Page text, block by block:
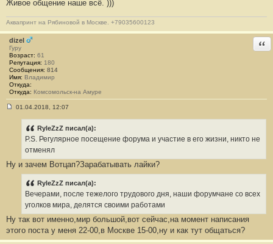
о
б
щ
е
н
и
е
#
8
Живое общение наше всё. )))
Аквапринт на Рябиновой в Москве. +79035600123
dizel
Гуру
Возраст: 61
Репутация: 180
Сообщения: 814
Имя: Владимир
Откуда:
Откуда: Комсомольск-на Амуре
и
е
01.04.2018, 12:07
RyleZzZ писал(а):
P.S. Регулярное посещение форума и участие в его жизни, никто не
отменял
Ну и зачем Вотцап?Зарабатывать лайки?
RyleZzZ писал(а):
Вечерами, после тежелого трудового дня, наши форумчане со всех
уголков мира, делятся своими работами
Ну так вот именно,мир большой,вот сейчас,на момент написания
этого поста у меня 22-00,в Москве 15-00,ну и как тут общаться?